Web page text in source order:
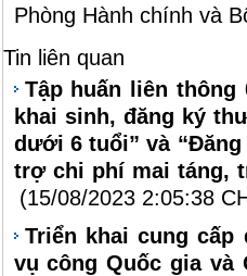
Phòng Hành chính và
Tin liên quan
Tập huấn liên
khai sinh, đăng ký
dưới 6 tuổi” và
trợ chi phí mai táng,
(15/08/2023 2:05:38
Triển khai cung
vụ công Quốc gia